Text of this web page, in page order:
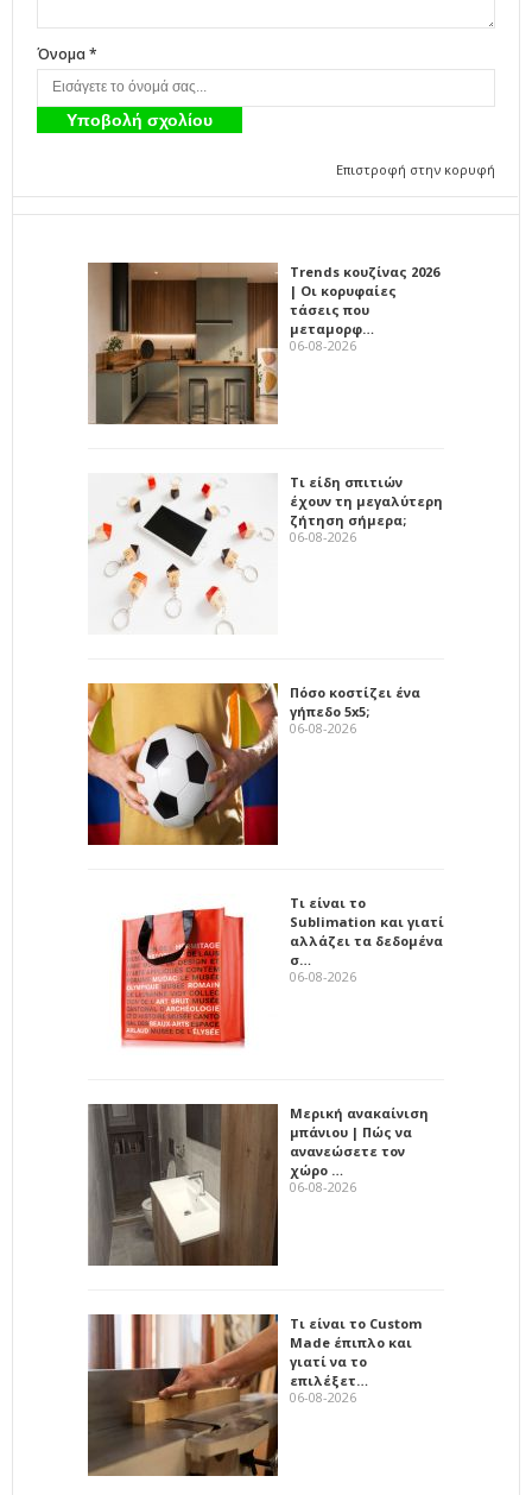
Όνομα *
Επιστροφή στην κορυφή
Trends κουζίνας 2026
| Οι κορυφαίες
τάσεις που
μεταμορφ…
06-08-2026
Τι είδη σπιτιών
έχουν τη μεγαλύτερη
ζήτηση σήμερα;
06-08-2026
Πόσο κοστίζει ένα
γήπεδο 5x5;
06-08-2026
Τι είναι το
Sublimation και γιατί
αλλάζει τα δεδομένα
σ…
06-08-2026
Μερική ανακαίνιση
μπάνιου | Πώς να
ανανεώσετε τον
χώρο …
06-08-2026
Τι είναι το Custom
Made έπιπλο και
γιατί να το
επιλέξετ…
06-08-2026